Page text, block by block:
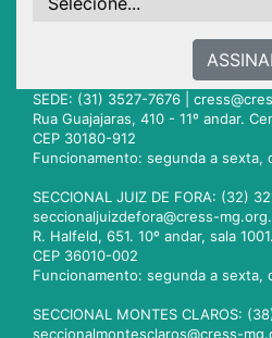
SEDE: (31) 3527-7676 |
Rua Guajajaras, 410 - 11º andar.
CEP 30180-912
Funcionamento: segunda a sexta,
SECCIONAL JUIZ DE FORA: (32)
seccionaljuizdefora@cress-
R. Halfeld, 651. 10º andar, sala
CEP 36010-002
Funcionamento: segunda a sexta,
SECCIONAL MONTES CLAROS:
seccionalmontesclaros@cress-